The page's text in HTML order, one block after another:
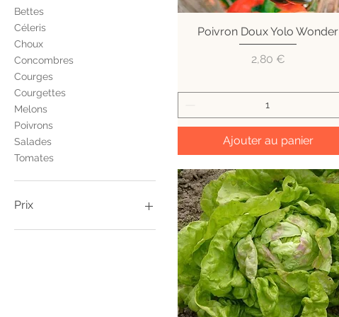
Bettes
Céleris
Choux
Concombres
Courges
Courgettes
Melons
Poivrons
Salades
Tomates
Prix
Aperçu rapide
Poivron Doux Yolo Wonder
Prix
2,80 €
Ajouter au panier